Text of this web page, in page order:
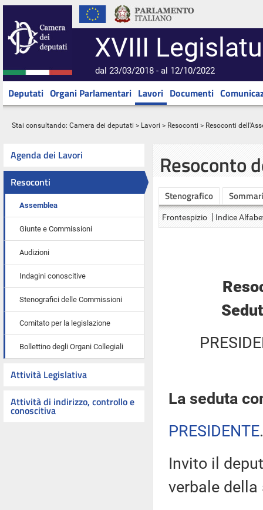
XVIII
dal 23/03/2018 - al 12/10/2022
Deputati Organi Parlamentari Lavori Documenti
Stai consultando: Camera dei deputati > Lavori > Resoconti > Resoconti
Agenda dei Lavori
Resoconti
Assemblea
Giunte e Commissioni
Audizioni
Indagini conoscitive
Stenografici delle Commissioni
Comitato per la legislazione
Bollettino degli Organi Collegiali
Attività Legislativa
Attività di indirizzo, controllo e
conoscitiva
Resoconto
Stenografico
Frontespizio Indice
La seduta
PRESIDENTE
Invito il
verbale della